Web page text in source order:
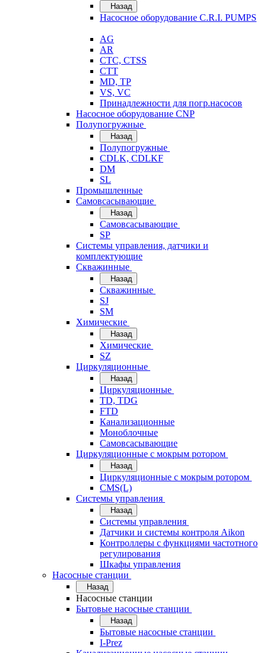
Назад
Насосное оборудование C.R.I. PUMPS
AG
AR
CTC, CTSS
CTT
MD, TP
VS, VC
Принадлежности для погр.насосов
Насосное оборудование CNP
Полупогружные
Назад
Полупогружные
CDLK, CDLKF
DM
SL
Промышленные
Самовсасывающие
Назад
Самовсасывающие
SP
Системы управления, датчики и
комплектующие
Скважинные
Назад
Скважинные
SJ
SM
Химические
Назад
Химические
SZ
Циркуляционные
Назад
Циркуляционные
TD, TDG
FTD
Канализационные
Моноблочные
Самовсасывающие
Циркуляционные с мокрым ротором
Назад
Циркуляционные с мокрым ротором
CMS(L)
Системы управления
Назад
Системы управления
Датчики и системы контроля Aikon
Контроллеры с функциями частотного
регулирования
Шкафы управления
Насосные станции
Назад
Насосные станции
Бытовые насосные станции
Назад
Бытовые насосные станции
I-Prez